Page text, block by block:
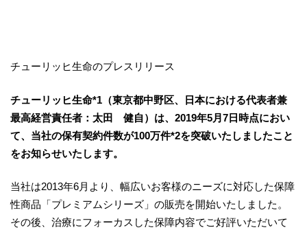
チューリッヒ生命のプレスリリース
チューリッヒ生命*1（東京都中野区、日本における代表者兼
最高経営責任者：太田 健自）は、2019年5月7日時点におい
て、当社の保有契約件数が100万件*2を突破いたしましたこと
をお知らせいたします。
当社は2013年6月より、幅広いお客様のニーズに対応した保障
性商品「プレミアムシリーズ」の販売を開始いたしました。
その後、治療にフォーカスした保障内容でご好評いただいて